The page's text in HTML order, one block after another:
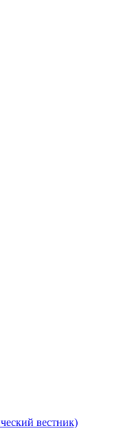
вестник)